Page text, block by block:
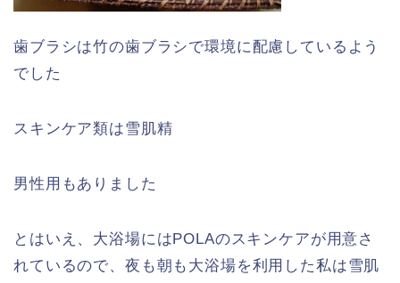
歯ブラシは竹の歯ブラシで環境に配慮しているよう
でした
スキンケア類は雪肌精
男性用もありました
とはいえ、大浴場にはPOLAのスキンケアが用意さ
れているので、夜も朝も大浴場を利用した私は雪肌